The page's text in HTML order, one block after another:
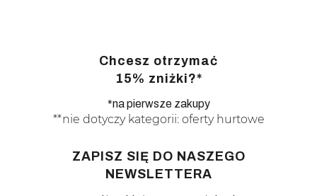
Chcesz otrzymać
15% zniżki?*
*na pierwsze zakupy
**nie dotyczy kategorii: oferty hurtowe
ZAPISZ SIĘ DO NASZEGO
NEWSLETTERA